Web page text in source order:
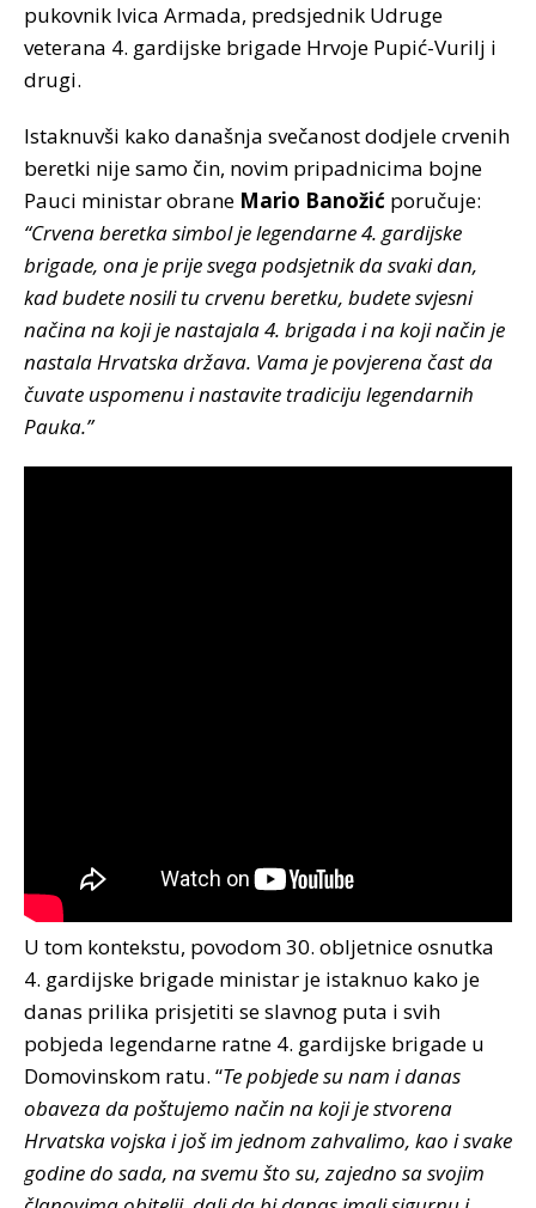
pukovnik Ivica Armada, predsjednik Udruge
veterana 4. gardijske brigade Hrvoje Pupić-Vurilj i
drugi.
Istaknuvši kako današnja svečanost dodjele crvenih
beretki nije samo čin, novim pripadnicima bojne
Pauci ministar obrane Mario Banožić poručuje:
“Crvena beretka simbol je legendarne 4. gardijske
brigade, ona je prije svega podsjetnik da svaki dan,
kad budete nosili tu crvenu beretku, budete svjesni
načina na koji je nastajala 4. brigada i na koji način je
nastala Hrvatska država. Vama je povjerena čast da
čuvate uspomenu i nastavite tradiciju legendarnih
Pauka.”
U tom kontekstu, povodom 30. obljetnice osnutka
4. gardijske brigade ministar je istaknuo kako je
danas prilika prisjetiti se slavnog puta i svih
pobjeda legendarne ratne 4. gardijske brigade u
Domovinskom ratu. “Te pobjede su nam i danas
obaveza da poštujemo način na koji je stvorena
Hrvatska vojska i još im jednom zahvalimo, kao i svake
godine do sada, na svemu što su, zajedno sa svojim